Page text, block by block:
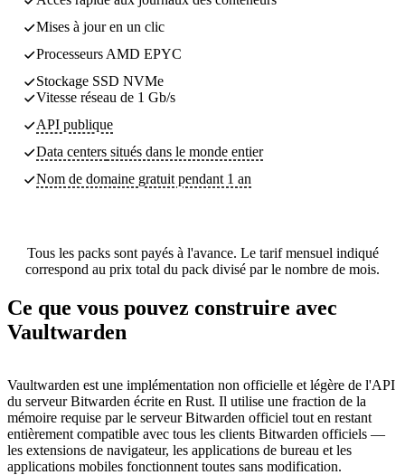
Mises à jour en un clic
Processeurs AMD EPYC
Stockage SSD NVMe
Vitesse réseau de 1 Gb/s
API publique
Data centers situés dans le monde entier
Nom de domaine gratuit pendant 1 an
Tous les packs sont payés à l'avance. Le tarif mensuel indiqué
correspond au prix total du pack divisé par le nombre de mois.
Ce que vous pouvez construire avec
Vaultwarden
Vaultwarden est une implémentation non officielle et légère de l'API
du serveur Bitwarden écrite en Rust. Il utilise une fraction de la
mémoire requise par le serveur Bitwarden officiel tout en restant
entièrement compatible avec tous les clients Bitwarden officiels —
les extensions de navigateur, les applications de bureau et les
applications mobiles fonctionnent toutes sans modification.